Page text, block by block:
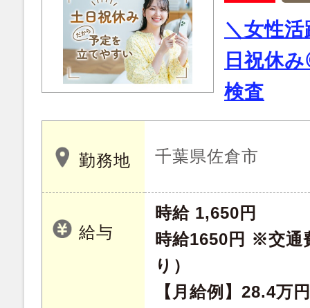
＼女性
日祝休
検査
勤務地 千葉県佐倉市
給与
時給 1,650円
時給1650円 ※交通
り）
【月給例】28.4万